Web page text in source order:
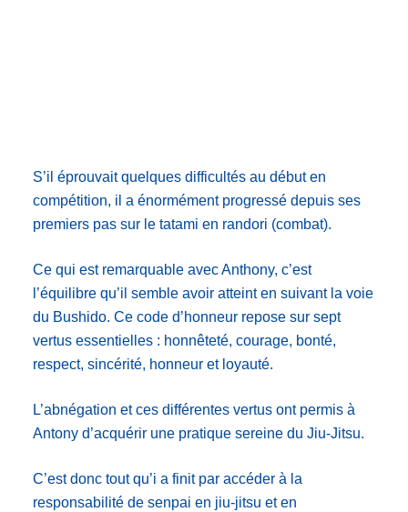
S’il éprouvait quelques difficultés au début en
compétition, il a énormément progressé depuis ses
premiers pas sur le tatami en randori (combat).
Ce qui est remarquable avec Anthony, c’est
l’équilibre qu’il semble avoir atteint en suivant la voie
du Bushido. Ce code d’honneur repose sur sept
vertus essentielles : honnêteté, courage, bonté,
respect, sincérité, honneur et loyauté.
L’abnégation et ces différentes vertus ont permis à
Antony d’acquérir une pratique sereine du Jiu-Jitsu.
C’est donc tout qu’i a finit par accéder à la
responsabilité de senpai en jiu-jitsu et en